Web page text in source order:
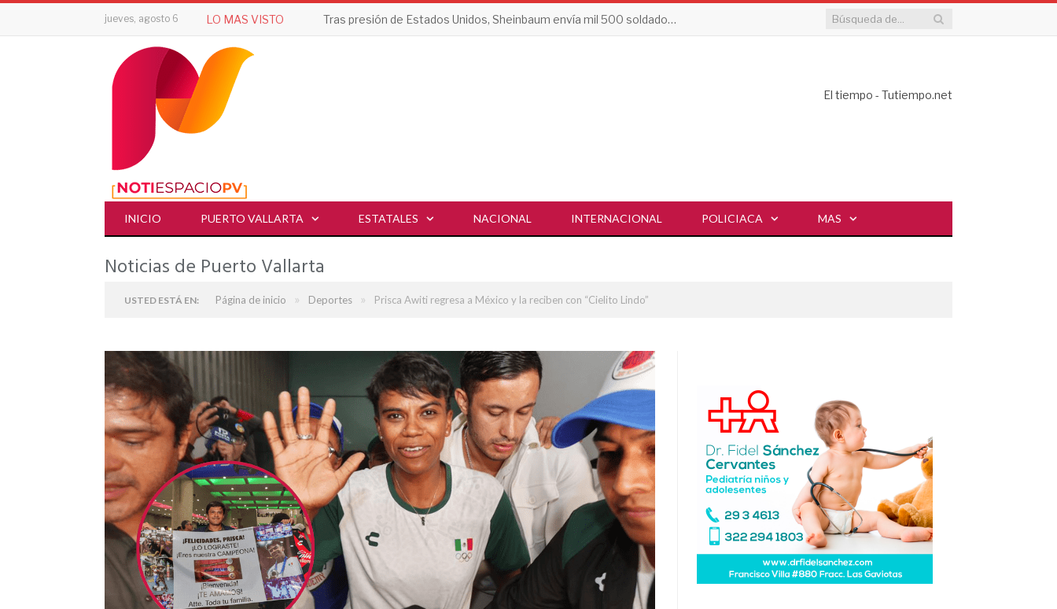
jueves, agosto 6 LO MAS VISTO Tras presión de Estados Unidos, Sheinbaum envía mil 500 soldados a Michoacán
El tiempo - Tutiempo.net
INICIO PUERTO VALLARTA ESTATALES NACIONAL INTERNACIONAL POLICIACA MAS
Noticias de Puerto Vallarta
USTED ESTÁ EN: Página de inicio » Deportes » Prisca Awiti regresa a México y la reciben con “Cielito Lindo”